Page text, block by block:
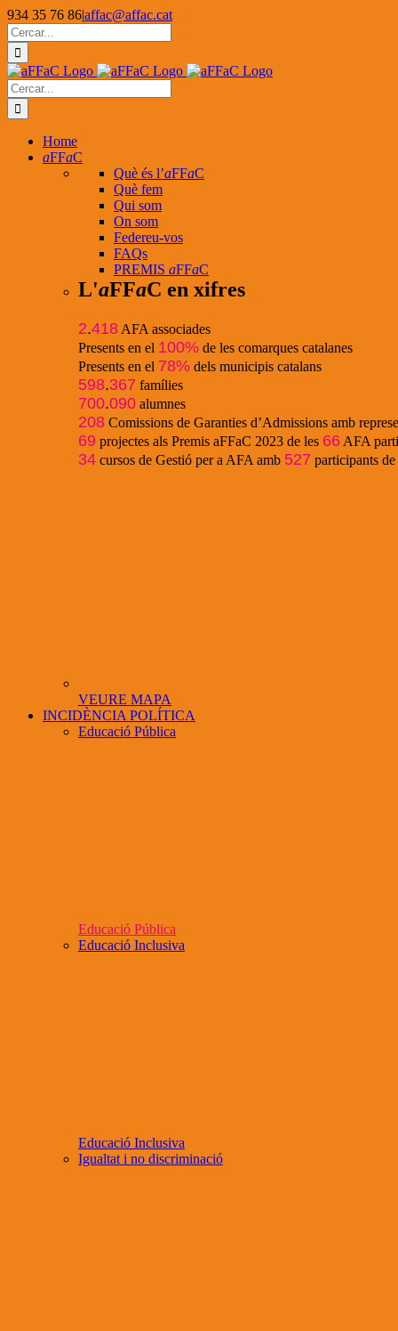
Skip
to
content
934 35 76 86|affac@affac.cat
Facebook
X
YouTube
Cerca
…
Cerca
…
Home
aFFaC
Què és l’aFFaC
Què fem
Qui som
On som
Federeu-vos
FAQs
PREMIS aFFaC
L'aFFaC en xifres
2.418 AFA associades
Presents en el 100% de les comarques catalanes
Presents en el 78% dels municipis catalans
598.367 famílies
700.090 alumnes
208 Comissions de Garanties d’Admissions amb
69 projectes als Premis aFFaC 2023 de les 66 AFA
34 cursos de Gestió per a AFA amb 527 participants de
VEURE MAPA
INCIDÈNCIA POLÍTICA
Educació Pública
Educació Pública
Educació Inclusiva
Educació Inclusiva
Igualtat i no discriminació